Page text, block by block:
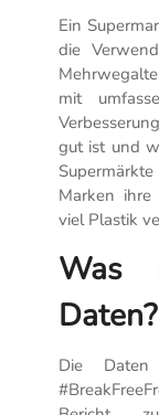
Ein
die
mit
gut ist und
Marken
viel Plastik
Was
Daten?
Die